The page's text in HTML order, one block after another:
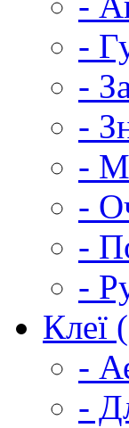
-
-
-
-
-
-
-
Клеї
-
-